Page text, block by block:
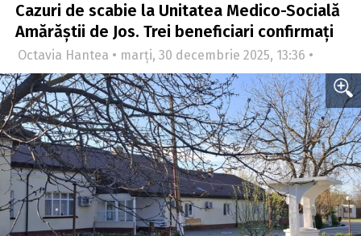
Cazuri de scabie la Unitatea Medico-Socială
Amărăștii de Jos. Trei beneficiari confirmați
Octavia Hantea • marți, 30 decembrie 2025, 13:36 •